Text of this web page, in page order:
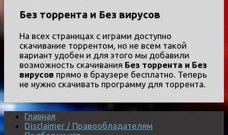
Без торрента и Без вирусов
На всех страницах с играми доступно
скачивание торрентом, но не всем такой
вариант удобен и для этого мы добавили
возможность скачивания Без торрента и Без
вирусов прямо в браузере бесплатно. Теперь
не нужно скачивать программу для торрента.
Главная
Disclaimer / Правообладателям